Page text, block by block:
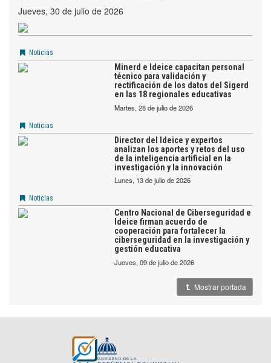
jueves, 30 de julio de 2026
Noticias
Minerd e Ideice capacitan personal
técnico para validación y
rectificación de los datos del Sigerd
en las 18 regionales educativas
martes, 28 de julio de 2026
Noticias
Director del Ideice y expertos
analizan los aportes y retos del uso
de la inteligencia artificial en la
investigación y la innovación
lunes, 13 de julio de 2026
Noticias
Centro Nacional de Ciberseguridad e
Ideice firman acuerdo de
cooperación para fortalecer la
ciberseguridad en la investigación y
gestión educativa
jueves, 09 de julio de 2026
Mostrar portada